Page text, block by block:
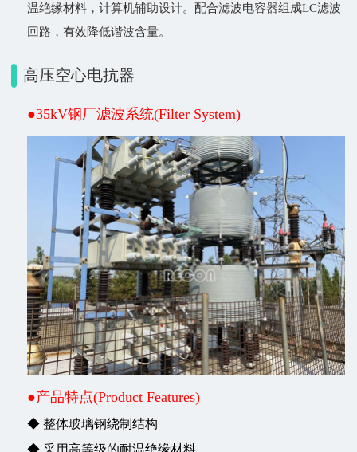
温绝缘材料，计算机辅助设计。配合滤波电容器组成LC滤波
回路，有效降低谐波含量。
高压空心电抗器
●35kV钢厂滤波系统(Filter System)
●产品特点(Product Features)
◆ 整体玻璃钢绕制结构